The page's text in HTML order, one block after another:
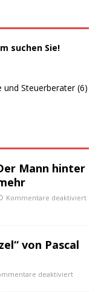
suchen Sie!
und Steuerberater (6)
Mann hinter
Kommentare deaktiviert
von Pascal
deaktiviert